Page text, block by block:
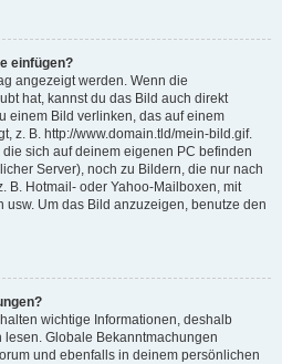
einfügen?
angezeigt werden. Wenn die
hat, kannst du das Bild auch direkt
einem Bild verlinken, das auf einem
z. B. http://www.domain.tld/mein-bild.gif.
sich auf deinem eigenen PC befinden
Server), noch zu Bildern, die nur nach
B. Hotmail- oder Yahoo-Mailboxen, mit
usw. Um das Bild anzuzeigen, benutze den
wichtige Informationen, deshalb
Globale Bekanntmachungen
und ebenfalls in deinem persönlichen